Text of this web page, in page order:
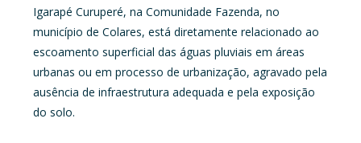
Igarapé Curuperé, na Comunidade Fazenda, no
município de Colares, está diretamente relacionado ao
escoamento superficial das águas pluviais em áreas
urbanas ou em processo de urbanização, agravado pela
ausência de infraestrutura adequada e pela exposição
do solo.